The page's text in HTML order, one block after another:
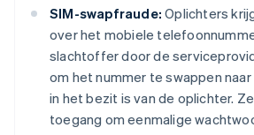
SIM-swapfraude: Oplichters
over het mobiele
slachtoffer door de
om het nummer te swappen
in het bezit is van de oplichter.
toegang om eenmalige